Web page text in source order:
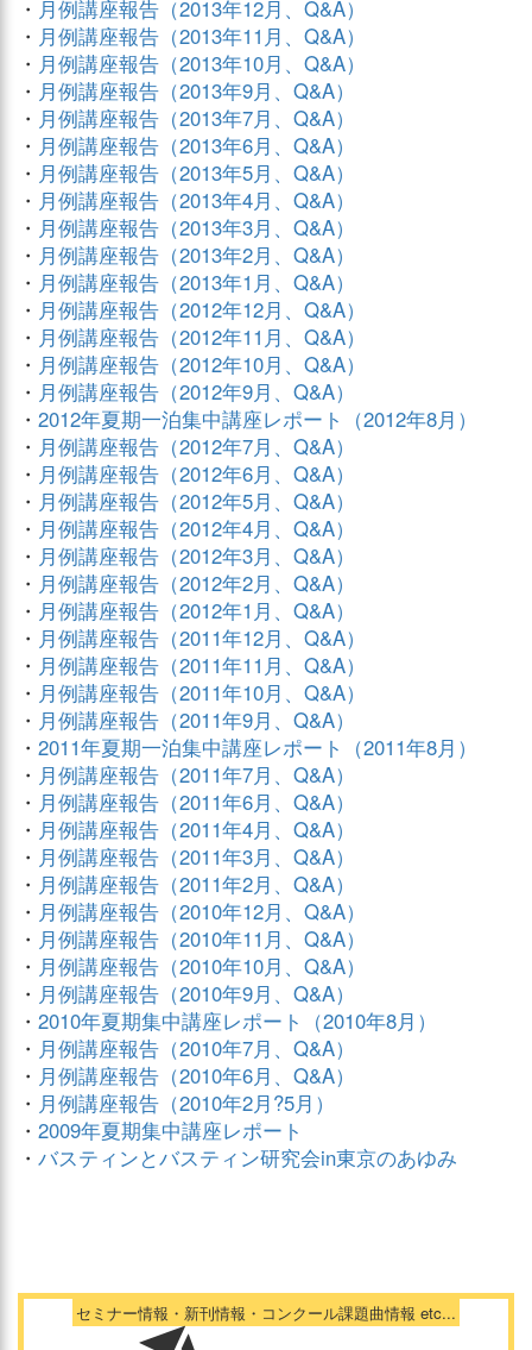
・ 月例講座報告（2013年12月、Q&A）
・ 月例講座報告（2013年11月、Q&A）
・ 月例講座報告（2013年10月、Q&A）
・ 月例講座報告（2013年9月、Q&A）
・ 月例講座報告（2013年7月、Q&A）
・ 月例講座報告（2013年6月、Q&A）
・ 月例講座報告（2013年5月、Q&A）
・ 月例講座報告（2013年4月、Q&A）
・ 月例講座報告（2013年3月、Q&A）
・ 月例講座報告（2013年2月、Q&A）
・ 月例講座報告（2013年1月、Q&A）
・ 月例講座報告（2012年12月、Q&A）
・ 月例講座報告（2012年11月、Q&A）
・ 月例講座報告（2012年10月、Q&A）
・ 月例講座報告（2012年9月、Q&A）
・ 2012年夏期一泊集中講座レポート（2012年8月）
・ 月例講座報告（2012年7月、Q&A）
・ 月例講座報告（2012年6月、Q&A）
・ 月例講座報告（2012年5月、Q&A）
・ 月例講座報告（2012年4月、Q&A）
・ 月例講座報告（2012年3月、Q&A）
・ 月例講座報告（2012年2月、Q&A）
・ 月例講座報告（2012年1月、Q&A）
・ 月例講座報告（2011年12月、Q&A）
・ 月例講座報告（2011年11月、Q&A）
・ 月例講座報告（2011年10月、Q&A）
・ 月例講座報告（2011年9月、Q&A）
・ 2011年夏期一泊集中講座レポート（2011年8月）
・ 月例講座報告（2011年7月、Q&A）
・ 月例講座報告（2011年6月、Q&A）
・ 月例講座報告（2011年4月、Q&A）
・ 月例講座報告（2011年3月、Q&A）
・ 月例講座報告（2011年2月、Q&A）
・ 月例講座報告（2010年12月、Q&A）
・ 月例講座報告（2010年11月、Q&A）
・ 月例講座報告（2010年10月、Q&A）
・ 月例講座報告（2010年9月、Q&A）
・ 2010年夏期集中講座レポート（2010年8月）
・ 月例講座報告（2010年7月、Q&A）
・ 月例講座報告（2010年6月、Q&A）
・ 月例講座報告（2010年2月?5月）
・ 2009年夏期集中講座レポート
・ バスティンとバスティン研究会in東京のあゆみ
セミナー情報・新刊情報・コンクール課題曲情報 etc...